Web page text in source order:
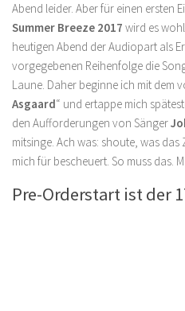
Abend leider. Aber für einen ersten
Summer Breeze 2017 wird es
heutigen Abend der Audiopart als
vorgegebenen Reihenfolge die
Laune. Daher beginne ich mit dem
Asgaard“ und ertappe mich
den Aufforderungen von Sänger
mitsinge. Ach was: shoute, was
mich für bescheuert. So muss das.
Pre-Orderstart ist der